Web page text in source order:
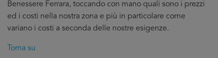
Benessere Ferrara, toccando con mano quali sono i prezzi
ed i costi nella nostra zona e più in particolare come
variano i costi a seconda delle nostre esigenze.
Torna su